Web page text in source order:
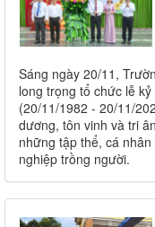
Sáng ngày 20/11,
long trọng tổ chức lễ
(20/11/1982 - 20/11/
dương, tôn vinh và tri
những tập thể, cá
nghiệp trồng người.